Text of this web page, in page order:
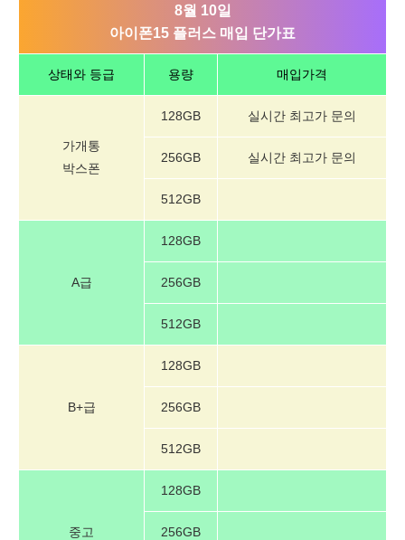
8월 10일
아이폰15 플러스 매입 단가표
상태와 등급 용량 매입가격
가개통
박스폰
128GB 실시간 최고가 문의
256GB 실시간 최고가 문의
512GB
A급
128GB
256GB
512GB
B+급
128GB
256GB
512GB
중고
128GB
256GB